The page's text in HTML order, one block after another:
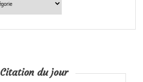
Citation du jour